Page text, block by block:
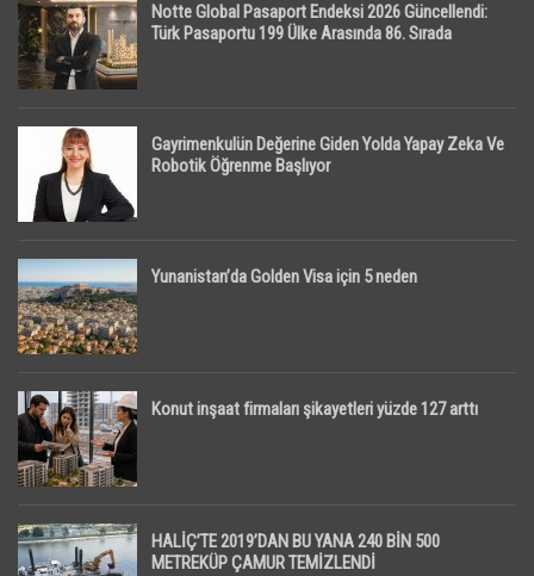
Notte Global Pasaport Endeksi 2026 Güncellendi:
Türk Pasaportu 199 Ülke Arasında 86. Sırada
Gayrimenkulün Değerine Giden Yolda Yapay Zeka Ve
Robotik Öğrenme Başlıyor
Yunanistan’da Golden Visa için 5 neden
Konut inşaat firmaları şikayetleri yüzde 127 arttı
HALİÇ’TE 2019’DAN BU YANA 240 BİN 500
METREKÜP ÇAMUR TEMİZLENDİ